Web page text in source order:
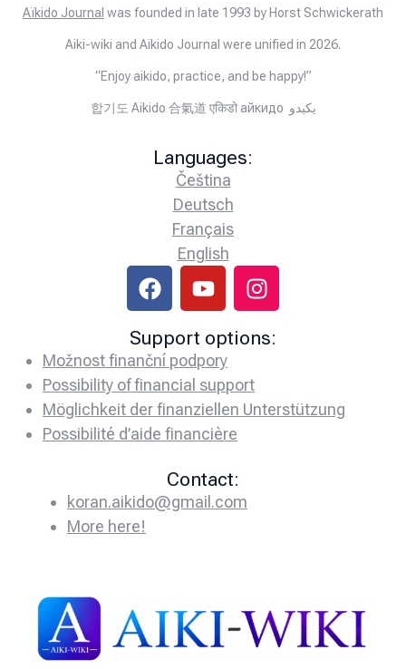
Aïkido Journal was founded in late 1993 by Horst Schwickerath
Aiki-wiki and Aikido Journal were unified in 2026.
“Enjoy aikido, practice, and be happy!”
합기도 Aikido 合氣道 एकिडो айкидо يكيدو
Languages:
Čeština
Deutsch
Français
English
Support options:
Možnost finanční podpory
Possibility of financial support
Möglichkeit der finanziellen Unterstützung
Possibilité d’aide financière
Contact:
koran.aikido@gmail.com
More here!